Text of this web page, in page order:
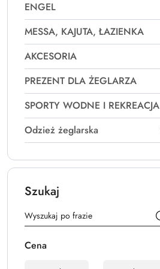
ENGEL
MESSA, KAJUTA, ŁAZIENKA
AKCESORIA
PREZENT DLA ŻEGLARZA
SPORTY WODNE I REKREACJA
Odzież żeglarska
Szukaj
Cena